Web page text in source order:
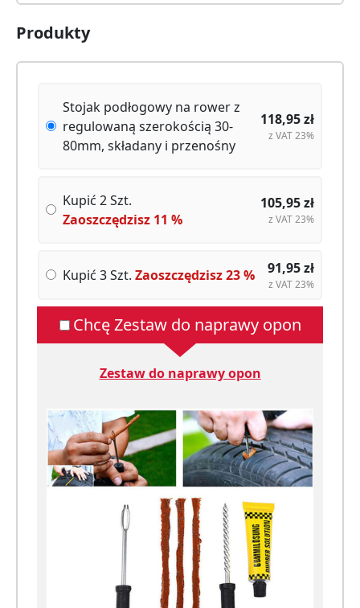
Produkty
Stojak podłogowy na rower z
regulowaną szerokością 30-
80mm, składany i przenośny
118,95zł
z VAT 23%
Kupić 2 Szt.
Zaoszczędzisz 11 %
105,95zł
z VAT 23%
Kupić 3 Szt. Zaoszczędzisz23% 91,95zł
z VAT 23%
Chcę Zestaw do naprawy opon
Zestaw do naprawy opon